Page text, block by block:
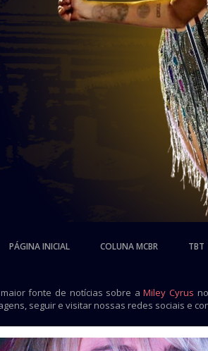
PÁGINA INICIAL COLUNA MCBR TBT
fonte de notícias sobre aMiley Cyrus
seguir e visitar nossas redes sociais e